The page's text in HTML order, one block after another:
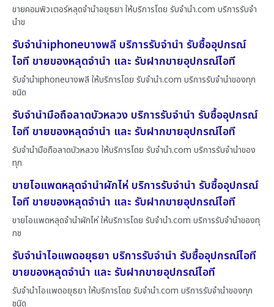
ขายคอมพิวเตอร์หลุดจำนำอยุธยา ให้บริการโดย รับจํานํา.com บริการรับจำ
นำข
รับจำนำiphoneบางพลี บริการรับจำนำ รับซื้ออุปกรณ์
ไอที ขายของหลุดจำนำ และ รับฝากขายอุปกรณ์ไอที
รับจำนำiphoneบางพลี ให้บริการโดย รับจํานํา.com บริการรับจำนำของทุก
ชนิด
รับจำนำมือถือลาดบัวหลวง บริการรับจำนำ รับซื้ออุปกรณ์
ไอที ขายของหลุดจำนำ และ รับฝากขายอุปกรณ์ไอที
รับจำนำมือถือลาดบัวหลวง ให้บริการโดย รับจํานํา.com บริการรับจำนำของ
ทุก
ขายไอแพดหลุดจำนำผักไห่ บริการรับจำนำ รับซื้ออุปกรณ์
ไอที ขายของหลุดจำนำ และ รับฝากขายอุปกรณ์ไอที
ขายไอแพดหลุดจำนำผักไห่ ให้บริการโดย รับจํานํา.com บริการรับจำนำของทุ
กช
รับจำนำไอแพดอยุธยา บริการรับจำนำ รับซื้ออุปกรณ์ไอที
ขายของหลุดจำนำ และ รับฝากขายอุปกรณ์ไอที
รับจำนำไอแพดอยุธยา ให้บริการโดย รับจํานํา.com บริการรับจำนำของทุก
ชนิด